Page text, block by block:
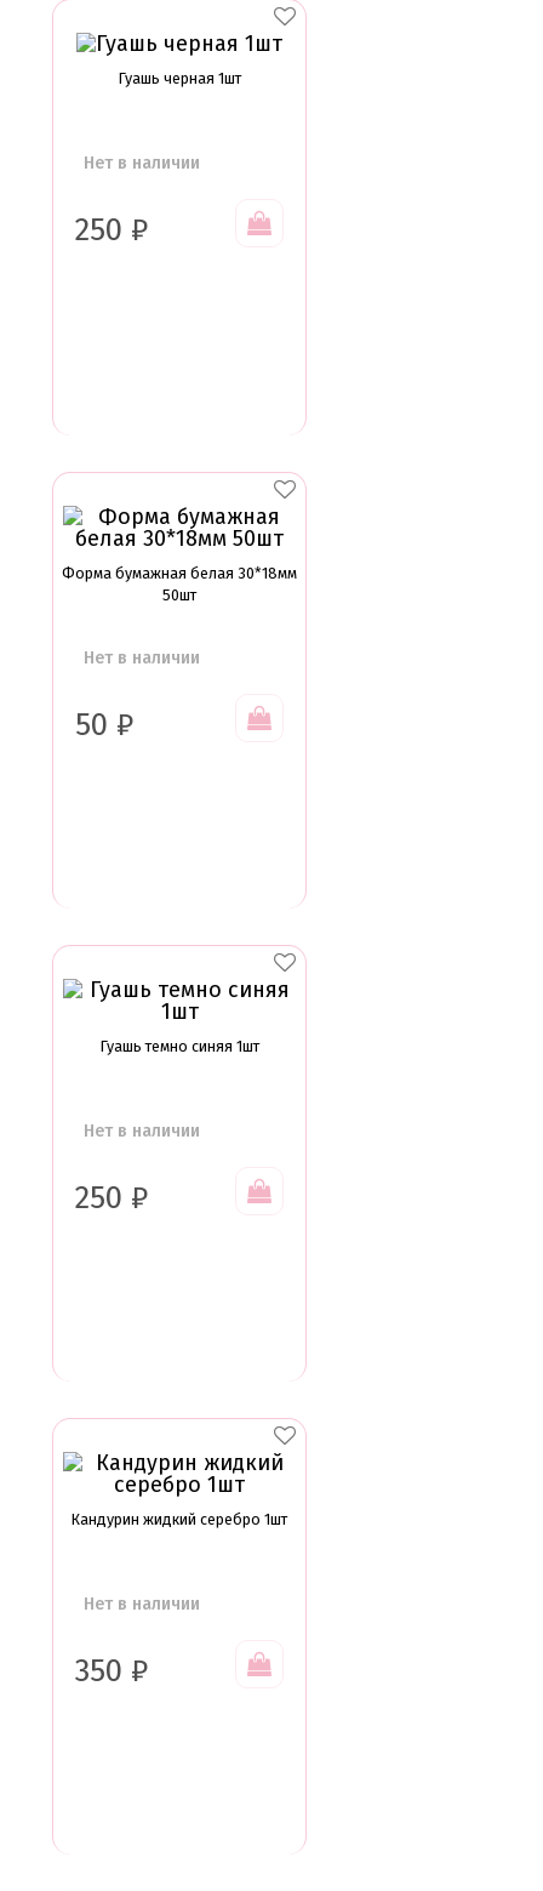
Гуашь черная 1шт
Нет в наличии
250 ₽
Форма бумажная белая 30*18мм
50шт
Нет в наличии
50 ₽
Гуашь темно синяя 1шт
Нет в наличии
250 ₽
Кандурин жидкий серебро 1шт
Нет в наличии
350 ₽